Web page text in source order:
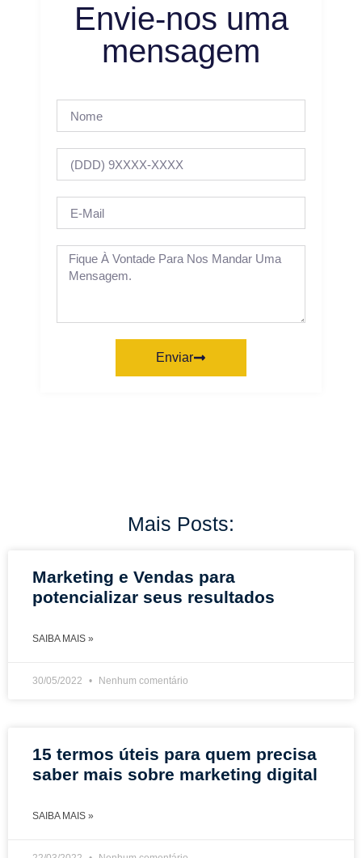
Envie-nos uma
mensagem
Enviar
Mais Posts:
Marketing e Vendas para
potencializar seus resultados
SAIBA MAIS »
30/05/2022 Nenhum comentário
15 termos úteis para quem precisa
saber mais sobre marketing digital
SAIBA MAIS »